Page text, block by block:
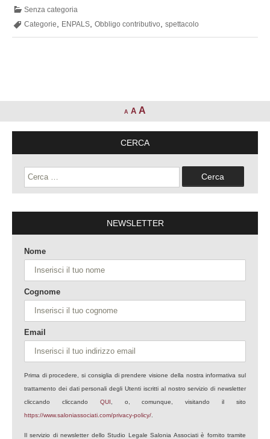
dello
Senza categoria
Categorie
ENPALS Obbligo contributivo spettacolo
A A A
CERCA
Ricerca
per:
NEWSLETTER
Nome
Cognome
Email
Prima di procedere, si consiglia di prendere visione della nostra informativa sul
trattamento dei dati personali degli Utenti iscritti al nostro servizio di newsletter
cliccando cliccando QUI , o, comunque, visitando il sito
https://www.saloniassociati.com/privacy-policy/
Il servizio di newsletter dello Studio Legale Salonia Associati è fornito tramite